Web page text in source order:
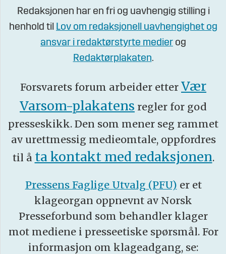
Redaksjonen har en fri og uavhengig stilling i
henhold til Lov om redaksjonell uavhengighet og
ansvar i redaktørstyrte medier og
Redaktørplakaten.
Forsvarets forum arbeider etter Vær
Varsom-plakatens regler for god
presseskikk. Den som mener seg rammet
av urettmessig medieomtale, oppfordres
til å ta kontakt med redaksjonen.
Pressens Faglige Utvalg (PFU) er et
klageorgan oppnevnt av Norsk
Presseforbund som behandler klager
mot mediene i presseetiske spørsmål. For
informasjon om klageadgang, se: